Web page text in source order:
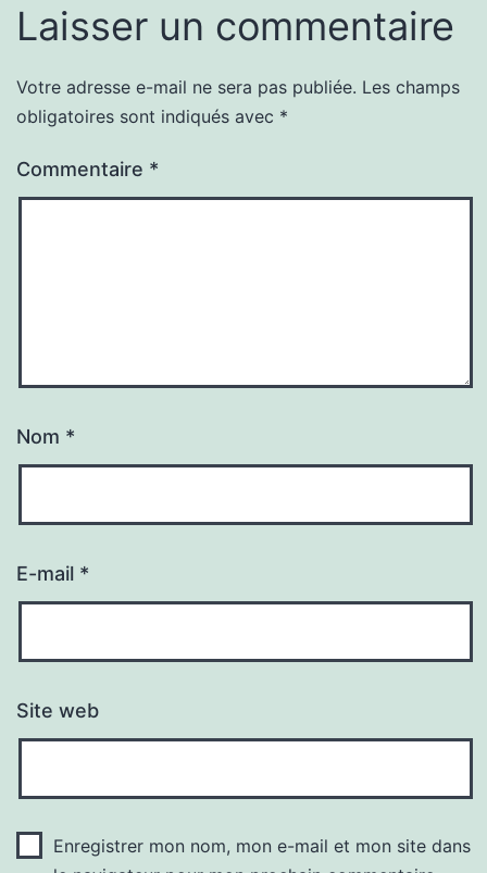
Laisser un commentaire
Votre adresse e-mail ne sera pas publiée. Les champs
obligatoires sont indiqués avec *
Commentaire *
Nom *
E-mail *
Site web
Enregistrer mon nom, mon e-mail et mon site dans